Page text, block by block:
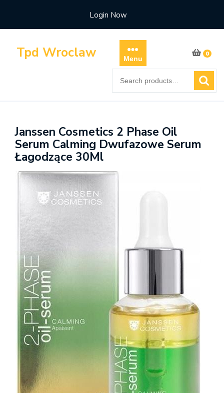
content
Login Now
Tpd Wroclaw Menu
0
for:
Janssen Cosmetics 2 Phase Oil
Serum Calming Dwufazowe Serum
Łagodzące 30Ml